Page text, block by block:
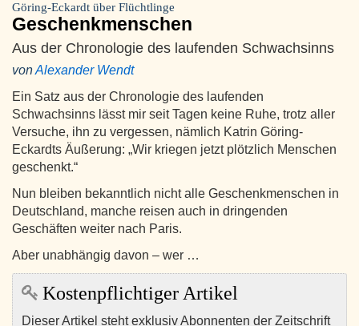
Göring-Eckardt über Flüchtlinge
Geschenkmenschen
Aus der Chronologie des laufenden Schwachsinns
vonAlexander Wendt
Ein Satz aus der Chronologie des laufenden
Schwachsinns lässt mir seit Tagen keine Ruhe, trotz aller
Versuche, ihn zu vergessen, nämlich Katrin Göring-
Eckardts Äußerung: „Wir kriegen jetzt plötzlich Menschen
geschenkt.“
Nun bleiben bekanntlich nicht alle Geschenkmenschen in
Deutschland, manche reisen auch in dringenden
Geschäften weiter nach Paris.
Aber unabhängig davon – wer …
Kostenpflichtiger Artikel
Dieser Artikel steht exklusiv Abonnenten der Zeitschrift